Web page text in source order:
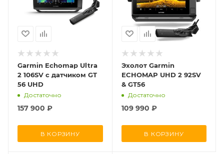
Garmin Echomap Ultra
2 106SV с датчиком GT
56 UHD
Достаточно
157 900 ₽
В КОРЗИНУ
Эхолот Garmin
ECHOMAP UHD 2 92SV
& GT56
Достаточно
109 990 ₽
В КОРЗИНУ